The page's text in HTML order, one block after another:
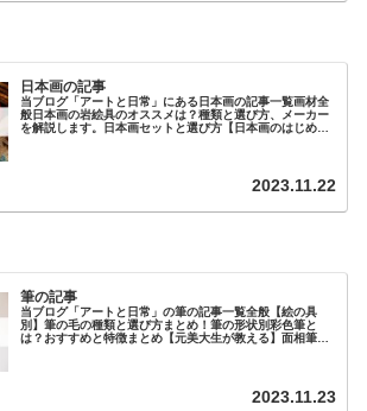
日本画の記事
当ブログ「アートと日常」にある日本画の記事一覧画材全
般日本画の岩絵具のオススメは？種類と選び方、メーカー
を解説します。日本画セットと選び方【日本画のはじめ
2023.11.22
筆の記事
当ブログ「アートと日常」の筆の記事一覧全般【絵の具
別】筆の毛の種類と選び方まとめ！筆の形状別彩色筆と
は？おすすめと特徴まとめ【元美大生が教える】面相筆と
2023.11.23